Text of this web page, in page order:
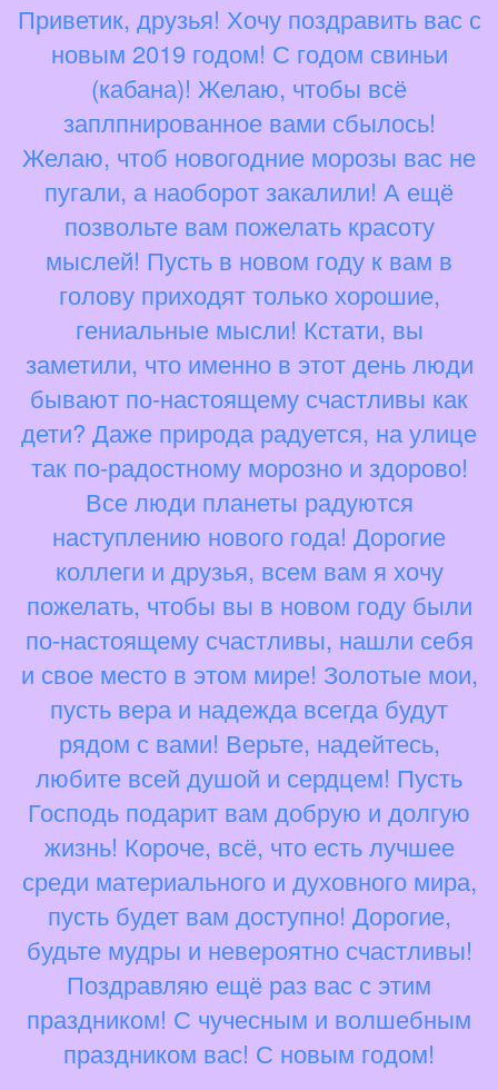
Приветик, друзья! Хочу поздравить вас с
новым 2019 годом! С годом свиньи
(кабана)! Желаю, чтобы всё
заплпнированное вами сбылось!
Желаю, чтоб новогодние морозы вас не
пугали, а наоборот закалили! А ещё
позвольте вам пожелать красоту
мыслей! Пусть в новом году к вам в
голову приходят только хорошие,
гениальные мысли! Кстати, вы
заметили, что именно в этот день люди
бывают по-настоящему счастливы как
дети? Даже природа радуется, на улице
так по-радостному морозно и здорово!
Все люди планеты радуются
наступлению нового года! Дорогие
коллеги и друзья, всем вам я хочу
пожелать, чтобы вы в новом году были
по-настоящему счастливы, нашли себя
и свое место в этом мире! Золотые мои,
пусть вера и надежда всегда будут
рядом с вами! Верьте, надейтесь,
любите всей душой и сердцем! Пусть
Господь подарит вам добрую и долгую
жизнь! Короче, всё, что есть лучшее
среди материального и духовного мира,
пусть будет вам доступно! Дорогие,
будьте мудры и невероятно счастливы!
Поздравляю ещё раз вас с этим
праздником! С чучесным и волшебным
праздником вас! С новым годом!